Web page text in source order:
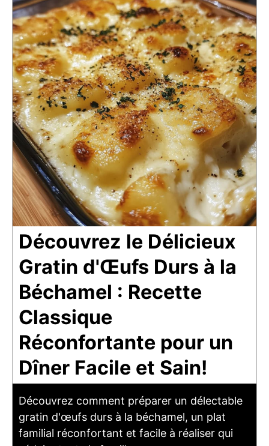
Découvrez le Délicieux
Gratin d'Œufs Durs à la
Béchamel : Recette
Classique
Réconfortante pour un
Dîner Facile et Sain!
Découvrez comment préparer un délectable
gratin d'œufs durs à la béchamel, un plat
familial réconfortant et facile à réaliser qui